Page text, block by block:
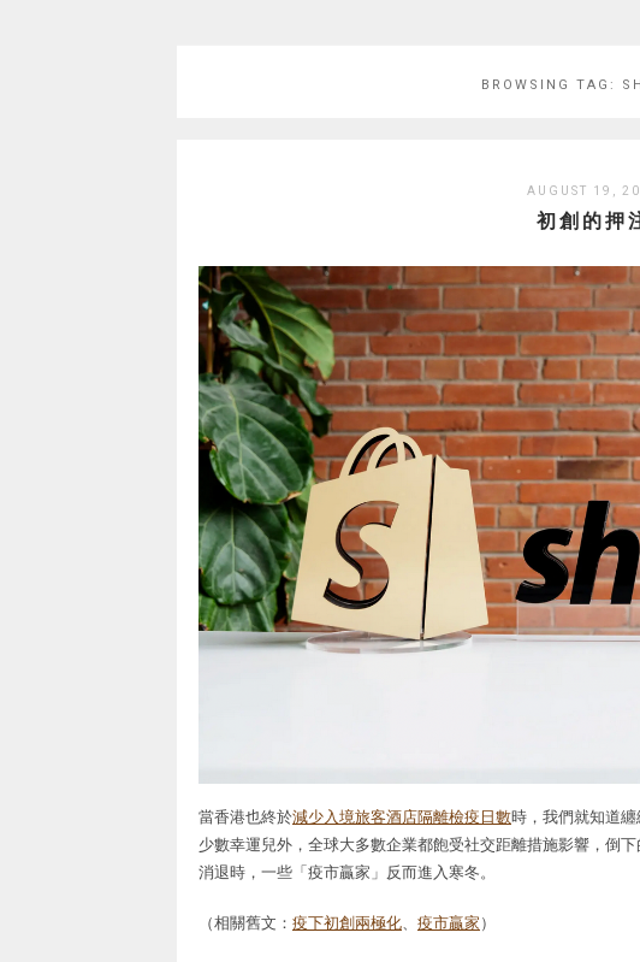
BROWSING TAG:
AUGUST 19,
初創的押
當香港也終於減少入境旅客酒店隔離檢疫日數時，我們就知道
少數幸運兒外，全球大多數企業都飽受社交距離措施影響，倒
消退時，一些「疫市贏家」反而進入寒冬。
（相關舊文： 疫下初創兩極化 疫市贏家）